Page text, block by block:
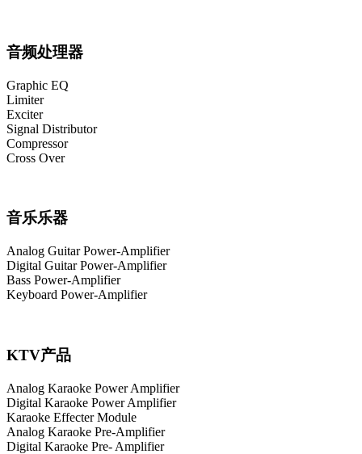
音频处理器
Graphic EQ
Limiter
Exciter
Signal Distributor
Compressor
Cross Over
音乐乐器
Analog Guitar Power-Amplifier
Digital Guitar Power-Amplifier
Bass Power-Amplifier
Keyboard Power-Amplifier
KTV产品
Analog Karaoke Power Amplifier
Digital Karaoke Power Amplifier
Karaoke Effecter Module
Analog Karaoke Pre-Amplifier
Digital Karaoke Pre- Amplifier